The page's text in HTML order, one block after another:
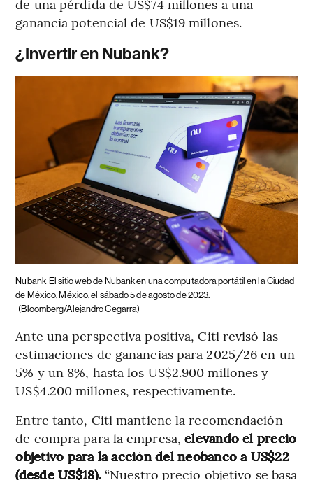
de una pérdida de US$74 millones a una
ganancia potencial de US$19 millones.
¿Invertir en Nubank?
Nubank El sitio web de Nubank en una computadora portátil en la Ciudad
de México, México, el sábado 5 de agosto de 2023.
(Bloomberg/Alejandro Cegarra)
Ante una perspectiva positiva, Citi revisó las
estimaciones de ganancias para 2025/26 en un
5% y un 8%, hasta los US$2.900 millones y
US$4.200 millones, respectivamente.
Entre tanto, Citi mantiene la recomendación
de compra para la empresa,elevando el precio
objetivo para la acción del neobanco a US$22
(desde US$18). “Nuestro precio objetivo se basa